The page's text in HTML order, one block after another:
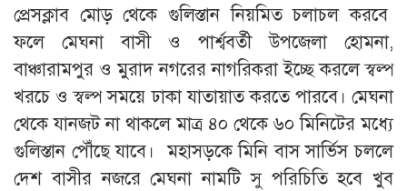
প্রেসক্লাব মোড় থেকে গুলিস্তান নিয়মিত চলাচল করবে
ফলে মেঘনা বাসী ও পার্শ্ববর্তী উপজেলা হোমনা,
বাঞ্চারামপুর ও মুরাদ নগরের নাগরিকরা ইচ্ছে করলে স্বল্প
খরচে ও স্বল্প সময়ে ঢাকা যাতায়াত করতে পারবে। মেঘনা
থেকে যানজট না থাকলে মাত্র ৪০ থেকে ৬০ মিনিটের মধ্যে
গুলিস্তান পৌঁছে যাবে। মহাসড়কে মিনি বাস সার্ভিস চললে
দেশ বাসীর নজরে মেঘনা নামটি সু পরিচিতি হবে খুব